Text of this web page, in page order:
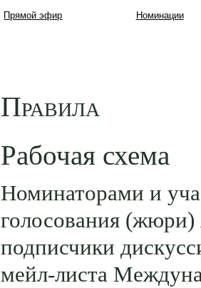
Прямой эфир Номинации
Правила
Рабочая схема
Номинаторами и
голосования (жюри)
подписчики
мейл-листа